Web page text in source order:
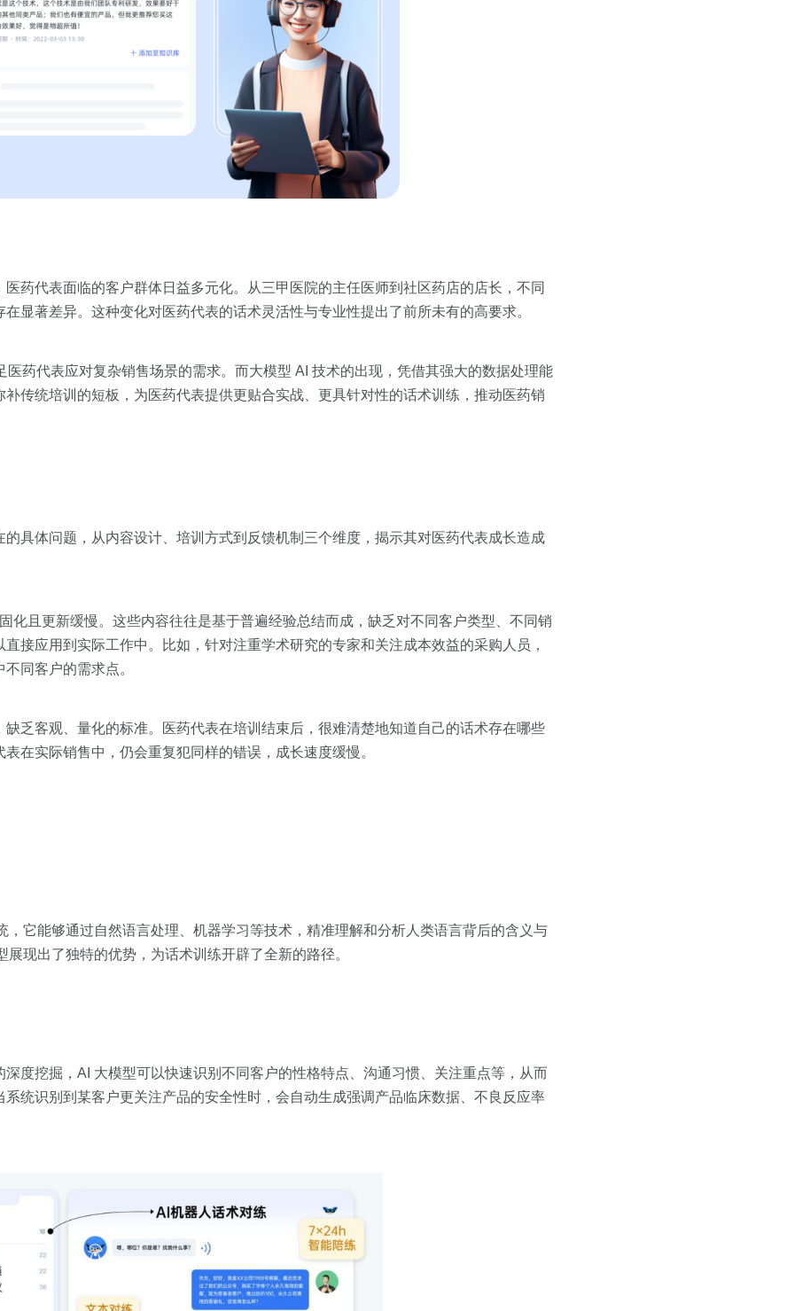
药代表面临的客户群体日益多元化。从三甲医院的主任医师到社区药店的店长，不同
显著差异。这种变化对医药代表的话术灵活性与专业性提出了前所未有的高要求。
医药代表应对复杂销售场景的需求。而大模型 AI 技术的出现，凭借其强大的数据处理能
传统培训的短板，为医药代表提供更贴合实战、更具针对性的话术训练，推动医药销
具体问题，从内容设计、培训方式到反馈机制三个维度，揭示其对医药代表成长造成
化且更新缓慢。这些内容往往是基于普遍经验总结而成，缺乏对不同客户类型、不同销
接应用到实际工作中。比如，针对注重学术研究的专家和关注成本效益的采购人员，
同客户的需求点。
乏客观、量化的标准。医药代表在培训结束后，很难清楚地知道自己的话术存在哪些
在实际销售中，仍会重复犯同样的错误，成长速度缓慢。
它能够通过自然语言处理、机器学习等技术，精准理解和分析人类语言背后的含义与
现出了独特的优势，为话术训练开辟了全新的路径。
度挖掘，AI 大模型可以快速识别不同客户的性格特点、沟通习惯、关注重点等，从而
统识别到某客户更关注产品的安全性时，会自动生成强调产品临床数据、不良反应率